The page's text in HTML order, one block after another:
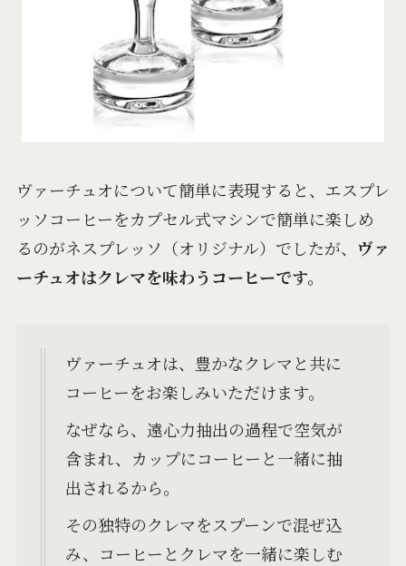
ヴァーチュオについて簡単に表現すると、エスプレ
ッソコーヒーをカプセル式マシンで簡単に楽しめ
るのがネスプレッソ（オリジナル）でしたが、 ヴァ
ーチュオはクレマを味わうコーヒーです。
ヴァーチュオは、豊かなクレマと共に
コーヒーをお楽しみいただけます。
なぜなら、遠心力抽出の過程で空気が
含まれ、カップにコーヒーと一緒に抽
出されるから。
その独特のクレマをスプーンで混ぜ込
み、コーヒーとクレマを一緒に楽しむ